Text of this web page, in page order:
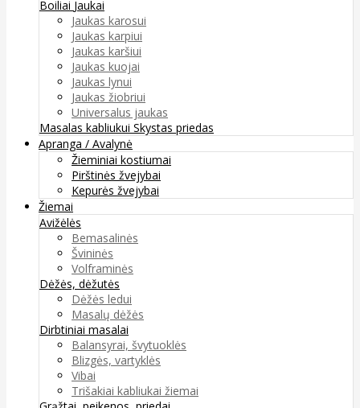
Boiliai Jaukai
Jaukas karosui
Jaukas karpiui
Jaukas karšiui
Jaukas kuojai
Jaukas lynui
Jaukas žiobriui
Universalus jaukas
Masalas kabliukui Skystas priedas
Apranga / Avalynė
Žieminiai kostiumai
Pirštinės žvejybai
Kepurės žvejybai
Žiemai
Avižėlės
Bemasalinės
Švininės
Volframinės
Dėžės, dėžutės
Dėžės ledui
Masalų dėžės
Dirbtiniai masalai
Balansyrai, švytuoklės
Blizgės, vartyklės
Vibai
Trišakiai kabliukai žiemai